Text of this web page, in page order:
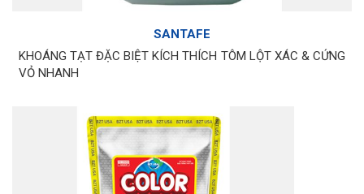
SANTAFE
KHOÁNG TẠT ĐẶC BIỆT KÍCH THÍCH TÔM LỘT XÁC & CỨNG
VỎ NHANH